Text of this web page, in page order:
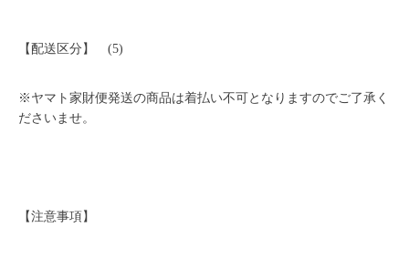
【配送区分】 (5)
※ヤマト家財便発送の商品は着払い不可となりますのでご了承く
ださいませ。
【注意事項】